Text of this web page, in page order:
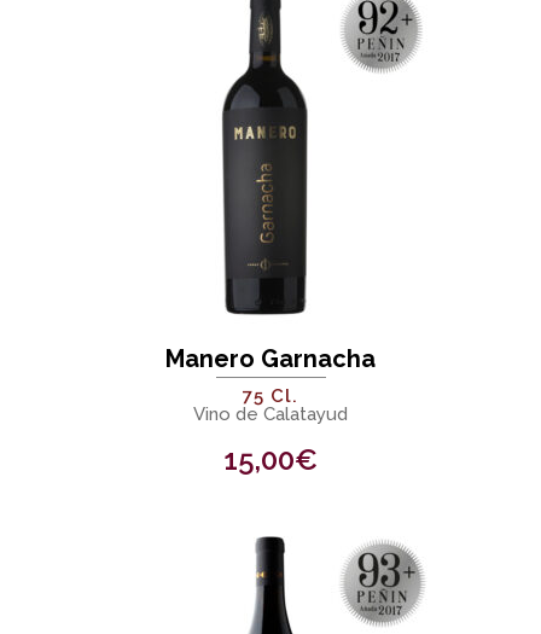
Manero Garnacha
75 Cl.
Vino de Calatayud
15,00€